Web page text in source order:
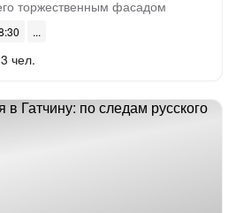
торжественным фасадом
чел.